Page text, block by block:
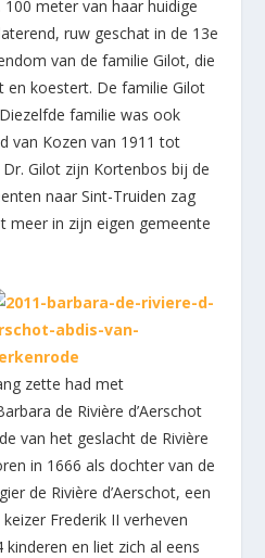
meter van haar huidige
ruw geschat in de 13e
van de familie Gilot, die
koestert. De familie Gilot
familie was ook
van Kozen van 1911 tot
Gilot zijn Kortenbos bij de
naar Sint-Truiden zag
meer in zijn eigen gemeente
zette had met
de Rivière d’Aerschot
van het geslacht de Rivière
in 1666 als dochter van de
de Rivière d’Aerschot, een
Frederik II verheven
en liet zich al eens